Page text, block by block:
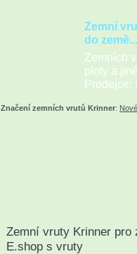
Zemní
do země...
Zemních
ploty a
Prodejce:
Značení zemních vrutů Krinner:
Zemní vruty Krinner
E.shop s vruty